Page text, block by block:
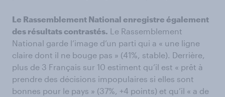
Le Rassemblement National enregistre également
des résultats contrastés. Le Rassemblement
National garde l’image d’un parti qui a « une ligne
claire dont il ne bouge pas » (41%, stable). Derrière,
plus de 3 Français sur 10 estiment qu’il est « prêt à
prendre des décisions impopulaires si elles sont
bonnes pour le pays » (37%, +4 points) et qu’il « a de